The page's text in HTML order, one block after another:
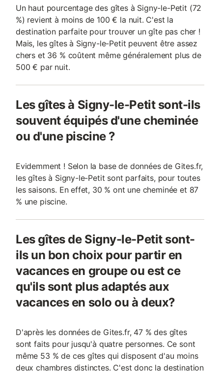
Un haut pourcentage des gîtes à Signy-le-Petit (72
%) revient à moins de 100 € la nuit. C'est la
destination parfaite pour trouver un gîte pas cher !
Mais, les gîtes à Signy-le-Petit peuvent être assez
chers et 36 % coûtent même généralement plus de
500 € par nuit.
Les gîtes à Signy-le-Petit sont-ils
souvent équipés d'une cheminée
ou d'une piscine ?
Evidemment ! Selon la base de données de Gites.fr,
les gîtes à Signy-le-Petit sont parfaits, pour toutes
les saisons. En effet, 30 % ont une cheminée et 87
% une piscine.
Les gîtes de Signy-le-Petit sont-
ils un bon choix pour partir en
vacances en groupe ou est ce
qu'ils sont plus adaptés aux
vacances en solo ou à deux?
D'après les données de Gites.fr, 47 % des gîtes
sont faits pour jusqu'à quatre personnes. Ce sont
même 53 % de ces gîtes qui disposent d'au moins
deux chambres distinctes. C'est donc la destination